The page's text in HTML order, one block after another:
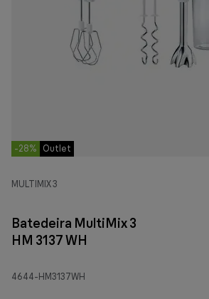
-28% Outlet
MULTIMIX 3
Batedeira MultiMix 3
HM 3137 WH
4644-HM3137WH